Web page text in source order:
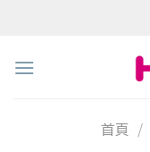
首頁 /